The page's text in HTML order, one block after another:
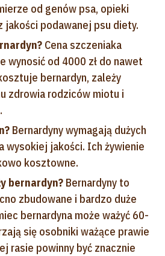
od genów psa, opieki
jakości podawanej psu diety.
Cena szczeniaka
wynosić od 4000 zł do nawet
bernardyn, zależy
zdrowia rodziców miotu i
Bernardyny wymagają dużych
wysokiej jakości. Ich żywienie
kosztowne.
bernardyn? Bernardyny to
zbudowane i bardzo duże
bernardyna może ważyć 60-
się osobniki ważące prawie
rasie powinny być znacznie